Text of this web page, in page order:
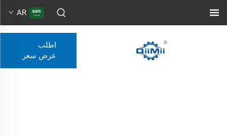
AR
اطلب
عرض سعر